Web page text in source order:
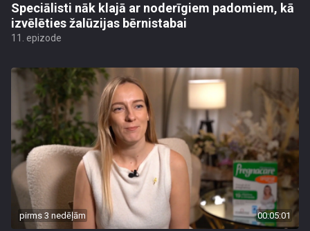
Speciālisti nāk klajā ar noderīgiem padomiem, kā
izvēlēties žalūzijas bērnistabai
11. epizode
pirms 3 nedēļām 00:05:01